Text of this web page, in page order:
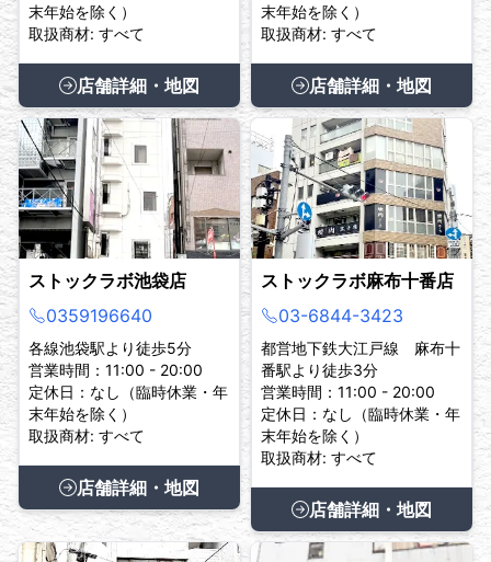
末年始を除く）
取扱商材: すべて
店舗詳細・地図
末年始を除く）
取扱商材: すべて
店舗詳細・地図
ストックラボ池袋店
0359196640
各線池袋駅より徒歩5分
営業時間：11:00 - 20:00
定休日：なし（臨時休業・年
末年始を除く）
取扱商材: すべて
店舗詳細・地図
ストックラボ麻布十番店
03-6844-3423
都営地下鉄大江戸線 麻布十
番駅より徒歩3分
営業時間：11:00 - 20:00
定休日：なし（臨時休業・年
末年始を除く）
取扱商材: すべて
店舗詳細・地図